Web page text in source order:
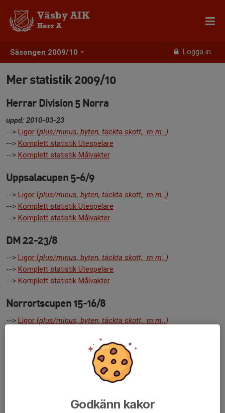
Säsongen 2009/10 Logga in
Väsby AIK
Herr A
Mer statistik 2009/10
Herrar Division 5 Norra
uppd: 2010-03-23
--> Ligor (plus/minus, byten, täckta skott, m.m..)
--> Komplett statistik Utespelare
--> Komplett statistik Målvakter
Uppsalacupen 5-6/9
--> Ligor (plus/minus, byten, täckta skott, m.m..)
--> Komplett statistik Utespelare
--> Komplett statistik Målvakter
DM 22-23/8
--> Ligor (plus/minus, byten, täckta skott, m.m..)
--> Komplett statistik Utespelare
--> Komplett statistik Målvakter
Norrortscupen 15-16/8
--> Ligor (plus/minus, byten, täckta skott, m.m..)
Komplett statistik Målvakter
Komplett statistik UtespelareGodkänn kakor